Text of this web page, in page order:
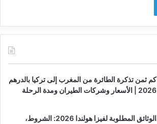
كم ثمن تذكرة الطائرة من المغرب إلى تركيا بالدرهم
2026 | الأسعار وشركات الطيران ومدة الرحلة
الوثائق المطلوبة لفيزا هولندا 2026: الشروط،